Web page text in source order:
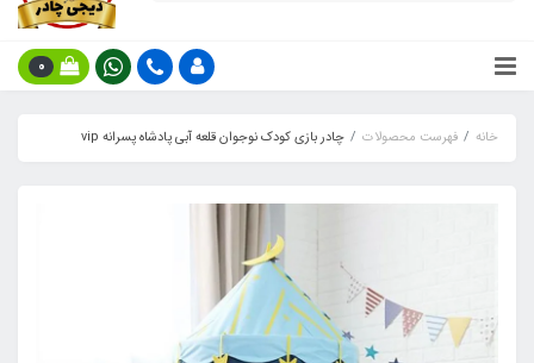
0
خانه فهرست محصولات چادر بازی کودک نوجوان قلعه آبی پادشاه پسرانه vip